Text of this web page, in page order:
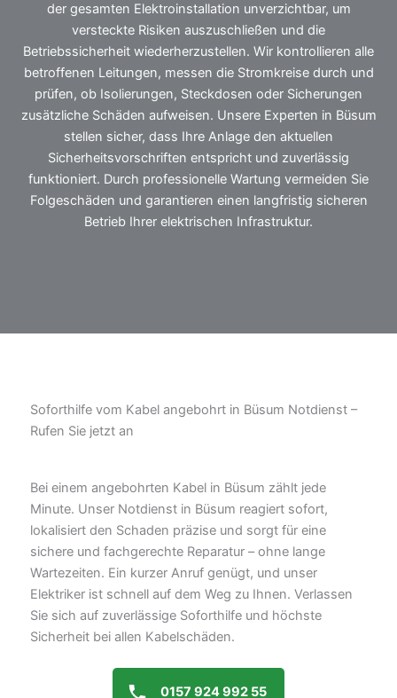
der gesamten Elektroinstallation unverzichtbar, um
versteckte Risiken auszuschließen und die
Betriebssicherheit wiederherzustellen. Wir kontrollieren alle
betroffenen Leitungen, messen die Stromkreise durch und
prüfen, ob Isolierungen, Steckdosen oder Sicherungen
zusätzliche Schäden aufweisen. Unsere Experten in Büsum
stellen sicher, dass Ihre Anlage den aktuellen
Sicherheitsvorschriften entspricht und zuverlässig
funktioniert. Durch professionelle Wartung vermeiden Sie
Folgeschäden und garantieren einen langfristig sicheren
Betrieb Ihrer elektrischen Infrastruktur.
Soforthilfe vom Kabel angebohrt in Büsum Notdienst –
Rufen Sie jetzt an
Bei einem angebohrten Kabel in Büsum zählt jede
Minute. Unser Notdienst in Büsum reagiert sofort,
lokalisiert den Schaden präzise und sorgt für eine
sichere und fachgerechte Reparatur – ohne lange
Wartezeiten. Ein kurzer Anruf genügt, und unser
Elektriker ist schnell auf dem Weg zu Ihnen. Verlassen
Sie sich auf zuverlässige Soforthilfe und höchste
Sicherheit bei allen Kabelschäden.
0157 924 992 55